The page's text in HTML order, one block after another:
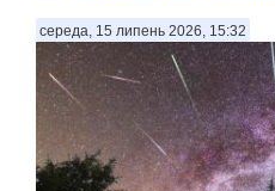
середа, 15 липень 2026, 15:32